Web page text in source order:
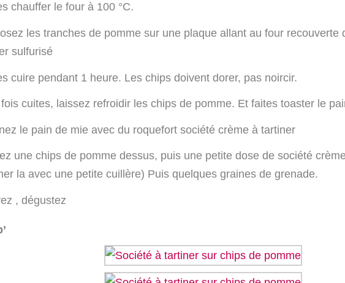
chauffer le four à 100 °C.
les tranches de pomme sur une plaque allant au four recouverte
sulfurisé
cuire pendant 1 heure. Les chips doivent dorer, pas noircir.
cuites, laissez refroidir les chips de pomme. Et faites toaster le
le pain de mie avec du roquefort société crème à tartiner
une chips de pomme dessus, puis une petite dose de société
la avec une petite cuillère) Puis quelques graines de grenade.
, dégustez